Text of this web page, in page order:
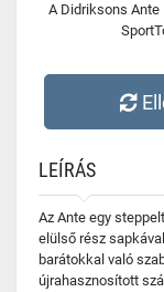
A Didriksons
LEÍRÁS
Az Ante egy
elülső rész
barátokkal való
újrahasznosított